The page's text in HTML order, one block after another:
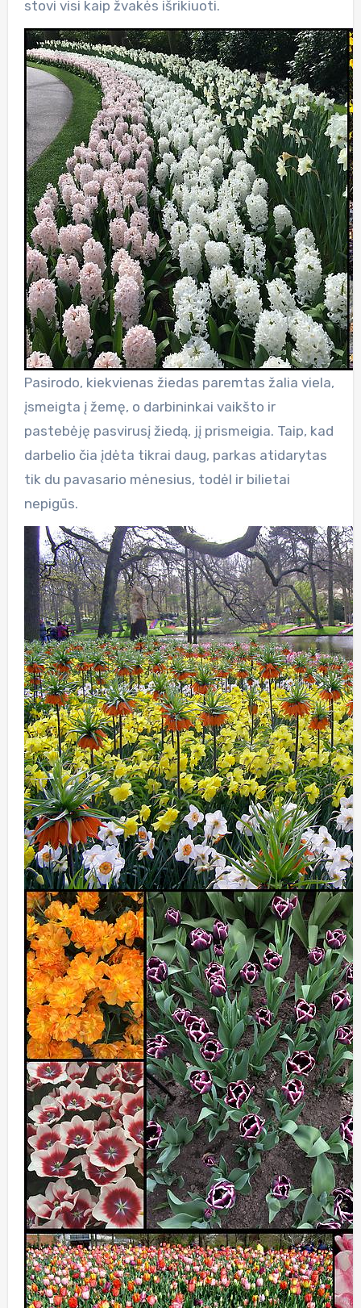
stovi visi kaip žvakės išrikiuoti.
Pasirodo, kiekvienas žiedas paremtas žalia viela,
įsmeigta į žemę, o darbininkai vaikšto ir
pastebėję pasvirusį žiedą, jį prismeigia. Taip, kad
darbelio čia įdėta tikrai daug, parkas atidarytas
tik du pavasario mėnesius, todėl ir bilietai
nepigūs.